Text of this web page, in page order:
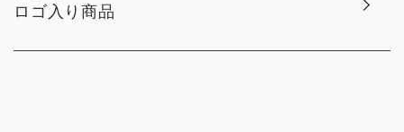
ロゴ入り商品